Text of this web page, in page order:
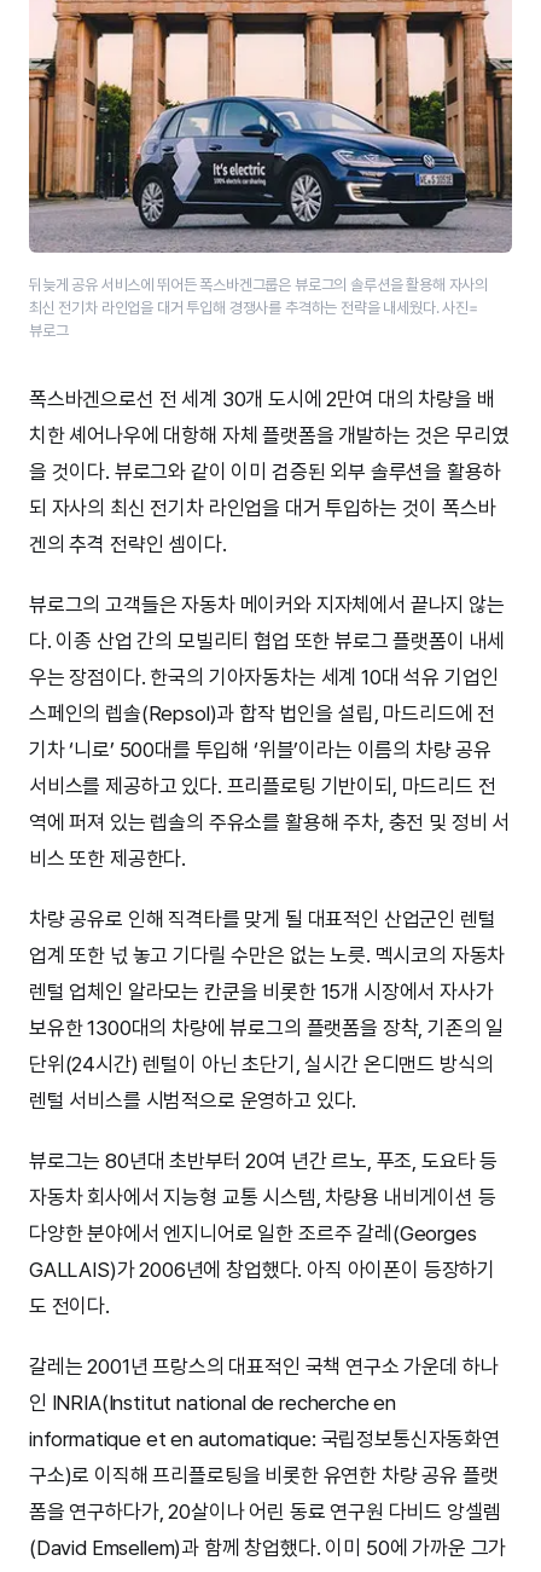
뒤늦게 공유 서비스에 뛰어든 폭스바겐그룹은 뷰로그의 솔루션을 활용해 자사의
최신 전기차 라인업을 대거 투입해 경쟁사를 추격하는 전략을 내세웠다. 사진=
뷰로그
폭스바겐으로선 전 세계 30개 도시에 2만여 대의 차량을 배
치한 셰어나우에 대항해 자체 플랫폼을 개발하는 것은 무리였
을 것이다. 뷰로그와 같이 이미 검증된 외부 솔루션을 활용하
되 자사의 최신 전기차 라인업을 대거 투입하는 것이 폭스바
겐의 추격 전략인 셈이다.
뷰로그의 고객들은 자동차 메이커와 지자체에서 끝나지 않는
다. 이종 산업 간의 모빌리티 협업 또한 뷰로그 플랫폼이 내세
우는 장점이다. 한국의 기아자동차는 세계 10대 석유 기업인
스페인의 렙솔(Repsol)과 합작 법인을 설립, 마드리드에 전
기차 ‘니로’ 500대를 투입해 ‘위블’이라는 이름의 차량 공유
서비스를 제공하고 있다. 프리플로팅 기반이되, 마드리드 전
역에 퍼져 있는 렙솔의 주유소를 활용해 주차, 충전 및 정비 서
비스 또한 제공한다.
차량 공유로 인해 직격타를 맞게 될 대표적인 산업군인 렌털
업계 또한 넋 놓고 기다릴 수만은 없는 노릇. 멕시코의 자동차
렌털 업체인 알라모는 칸쿤을 비롯한 15개 시장에서 자사가
보유한 1300대의 차량에 뷰로그의 플랫폼을 장착, 기존의 일
단위(24시간) 렌털이 아닌 초단기, 실시간 온디맨드 방식의
렌털 서비스를 시범적으로 운영하고 있다.
뷰로그는 80년대 초반부터 20여 년간 르노, 푸조, 도요타 등
자동차 회사에서 지능형 교통 시스템, 차량용 내비게이션 등
다양한 분야에서 엔지니어로 일한 조르주 갈레(Georges
GALLAIS)가 2006년에 창업했다. 아직 아이폰이 등장하기
도 전이다.
갈레는 2001년 프랑스의 대표적인 국책 연구소 가운데 하나
인 INRIA(Institut national de recherche en
informatique et en automatique: 국립정보통신자동화연
구소)로 이직해 프리플로팅을 비롯한 유연한 차량 공유 플랫
폼을 연구하다가, 20살이나 어린 동료 연구원 다비드 앙셀렘
(David Emsellem)과 함께 창업했다. 이미 50에 가까운 그가